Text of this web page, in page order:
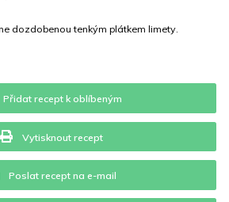
dozdobenou tenkým plátkem limety.
Přidat recept k oblíbeným
Vytisknout recept
Poslat recept na e-mail